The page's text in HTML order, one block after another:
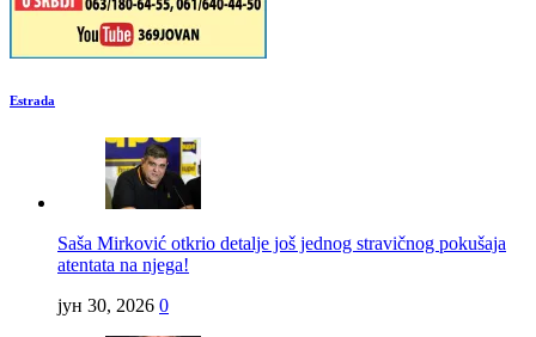
Estrada
Saša Mirković otkrio detalje još jednog stravičnog pokušaja
atentata na njega!
јун 30, 2026 0